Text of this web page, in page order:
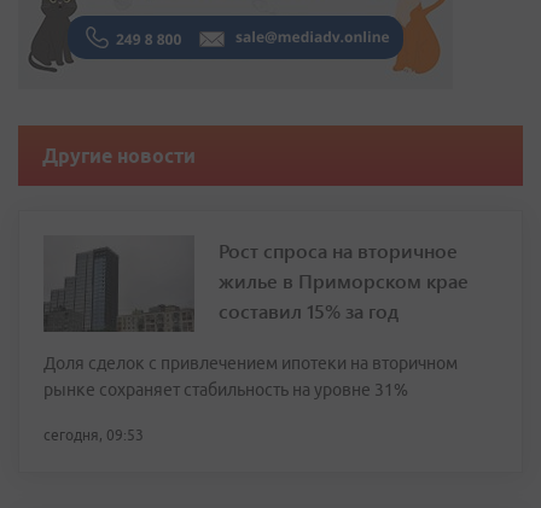
Другие новости
Рост спроса на вторичное
жилье в Приморском крае
составил 15% за год
Доля сделок с привлечением ипотеки на вторичном
рынке сохраняет стабильность на уровне 31%
сегодня, 09:53